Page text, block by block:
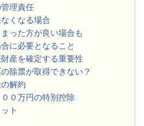
理責任
くなる場合
った方が良い場合も
に必要となること
産を確定する重要性
除票が取得できない？
解約
０万円の特別控除
ト